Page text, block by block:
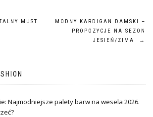
MUST
MODNY KARDIGAN DAMSKI –
PROPOZYCJE NA SEZON
JESIEŃ/ZIMA
→
Najmodniejsze palety barw na wesela 2026.